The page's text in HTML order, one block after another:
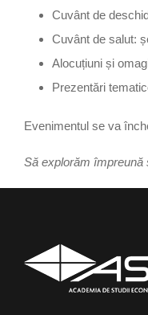
Cuvânt de
Cuvânt de salut:
Alocuțiuni și
Prezentări
Evenimentul se va
Să explorăm împreună